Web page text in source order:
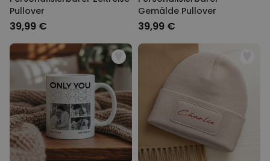
Pullover
39,99 €
Gemälde Pullover
39,99 €